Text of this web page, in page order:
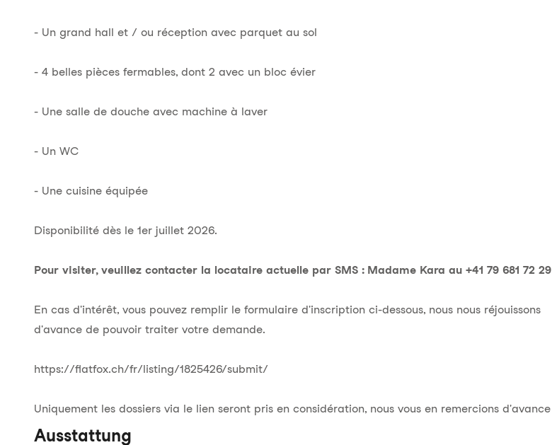
- Un grand hall et / ou réception avec parquet au sol
- 4 belles pièces fermables, dont 2 avec un bloc évier
- Une salle de douche avec machine à laver
- Un WC
- Une cuisine équipée
Disponibilité dès le 1er juillet 2026.
Pour visiter, veuillez contacter la locataire actuelle par SMS : Madame Kara au +41 79 681 72 29
En cas d'intérêt, vous pouvez remplir le formulaire d'inscription ci-dessous, nous nous réjouissons
d'avance de pouvoir traiter votre demande.
https://flatfox.ch/fr/listing/1825426/submit/
Uniquement les dossiers via le lien seront pris en considération, nous vous en remercions d'avance
Ausstattung